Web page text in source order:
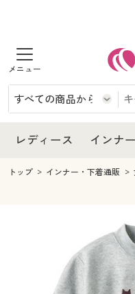
商品を探す
レディース
レディースファッション
インナー・下着
インナー・下着通販すべて
ジュニア・ティーンズ下着
メンズ
メンズファッション
メンズ下着
家電・雑貨すべて
寝具・インテリア・家
寝具・インテリア・家具
美容・健康
レディース インナ
レディース
レディース通販すべて
レディースファッション
インナー・下着
インナー・下着通販すべて
ジュニア・ティーンズ下着
メンズ
キッチン・雑貨・日用品
寝具・インテリア・家具
家具・収納
美容・健康通販すべて
制服・スクール
トップ インナー・下着通販